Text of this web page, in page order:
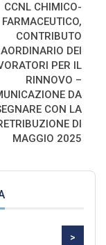
CCNL CHIMICO-
FARMACEUTICO,
CONTRIBUTO
DEI
PER IL
RINNOVO –
DA
CON LA
DI
MAGGIO 2025
>